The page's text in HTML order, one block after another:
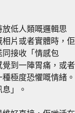
低人類嘅邏輯思
片或者實體時，佢
同接收「情感包
到一陣胃痛，或者
極度恐懼嘅情緒。
」。